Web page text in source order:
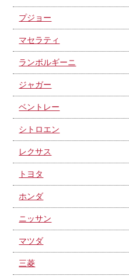
プジョー
マセラティ
ランボルギーニ
ジャガー
ベントレー
シトロエン
レクサス
トヨタ
ホンダ
ニッサン
マツダ
三菱